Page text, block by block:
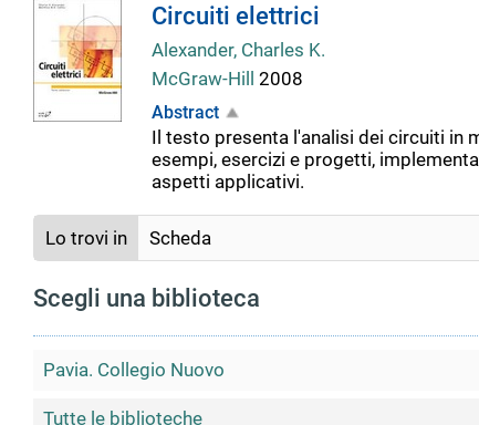
Dettaglio
del
documento
Circuiti elettrici
Alexander, Charles K.
McGraw-Hill 2008
Abstract
Il testo presenta l'analisi dei circuiti in
esempi, esercizi e progetti,
aspetti applicativi.
Lo trovi in Scheda
Scegli una biblioteca
Pavia. Collegio Nuovo
Tutte le biblioteche